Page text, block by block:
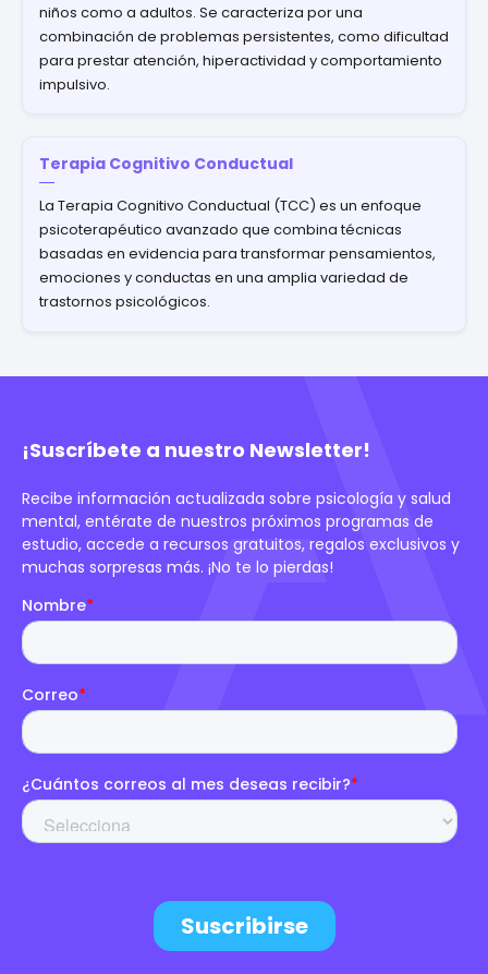
niños como a adultos. Se caracteriza por una
combinación de problemas persistentes, como dificultad
para prestar atención, hiperactividad y comportamiento
impulsivo.
Terapia Cognitivo Conductual
La Terapia Cognitivo Conductual (TCC) es un enfoque
psicoterapéutico avanzado que combina técnicas
basadas en evidencia para transformar pensamientos,
emociones y conductas en una amplia variedad de
trastornos psicológicos.